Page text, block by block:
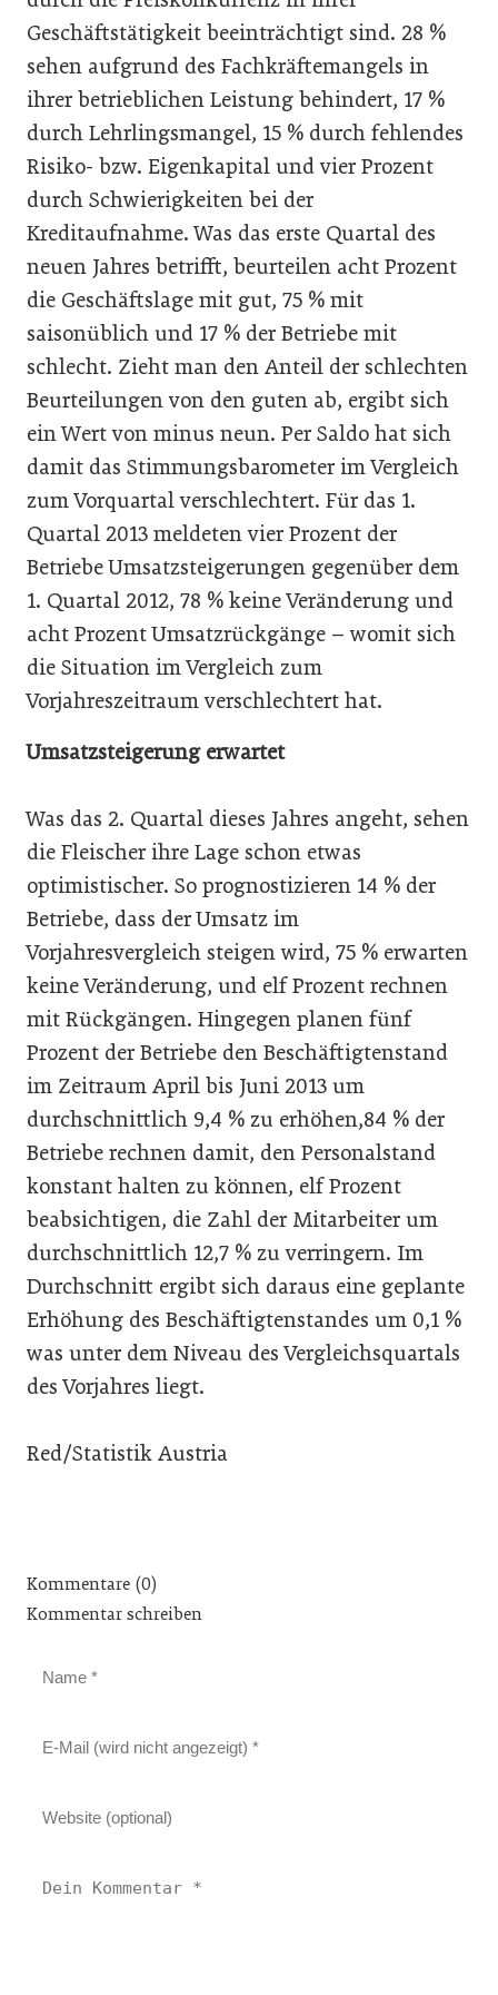
Geschäftstätigkeit beeinträchtigt sind. 28 %
sehen aufgrund des Fachkräftemangels in
ihrer betrieblichen Leistung behindert, 17 %
durch Lehrlingsmangel, 15 % durch fehlendes
Risiko- bzw. Eigenkapital und vier Prozent
durch Schwierigkeiten bei der
Kreditaufnahme. Was das erste Quartal des
neuen Jahres betrifft, beurteilen acht Prozent
die Geschäftslage mit gut, 75 % mit
saisonüblich und 17 % der Betriebe mit
schlecht. Zieht man den Anteil der schlechten
Beurteilungen von den guten ab, ergibt sich
ein Wert von minus neun. Per Saldo hat sich
damit das Stimmungsbarometer im Vergleich
zum Vorquartal verschlechtert. Für das 1.
Quartal 2013 meldeten vier Prozent der
Betriebe Umsatzsteigerungen gegenüber dem
1. Quartal 2012, 78 % keine Veränderung und
acht Prozent Umsatzrückgänge – womit sich
die Situation im Vergleich zum
Vorjahreszeitraum verschlechtert hat.
Umsatzsteigerung erwartet
Was das 2. Quartal dieses Jahres angeht, sehen
die Fleischer ihre Lage schon etwas
optimistischer. So prognostizieren 14 % der
Betriebe, dass der Umsatz im
Vorjahresvergleich steigen wird, 75 % erwarten
keine Veränderung, und elf Prozent rechnen
mit Rückgängen. Hingegen planen fünf
Prozent der Betriebe den Beschäftigtenstand
im Zeitraum April bis Juni 2013 um
durchschnittlich 9,4 % zu erhöhen,84 % der
Betriebe rechnen damit, den Personalstand
konstant halten zu können, elf Prozent
beabsichtigen, die Zahl der Mitarbeiter um
durchschnittlich 12,7 % zu verringern. Im
Durchschnitt ergibt sich daraus eine geplante
Erhöhung des Beschäftigtenstandes um 0,1 %
was unter dem Niveau des Vergleichsquartals
des Vorjahres liegt.
Red/Statistik Austria
Kommentare (0)
Kommentar schreiben